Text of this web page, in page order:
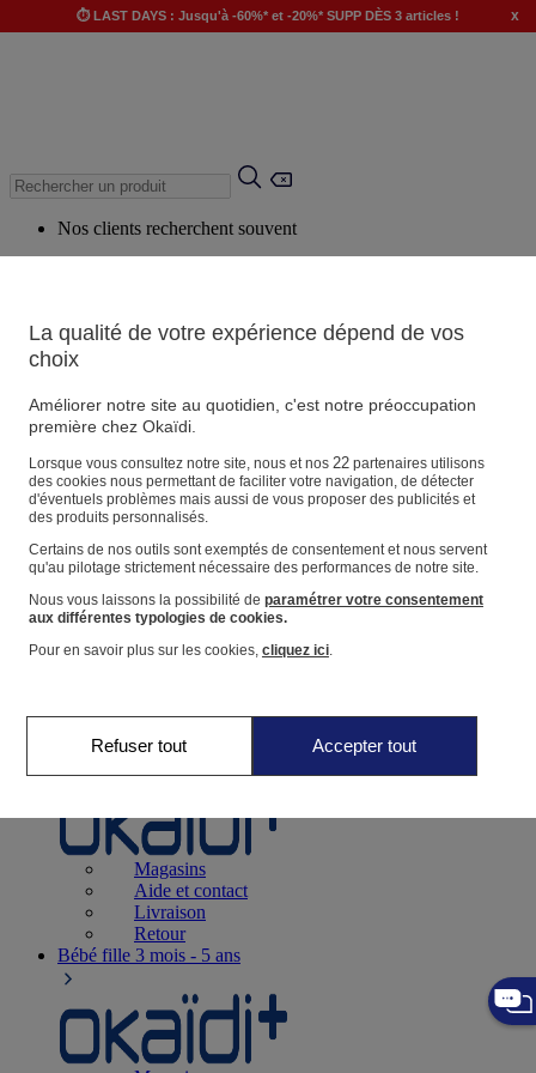
⏱️ LAST DAYS : Jusqu'à -60%* et -20%* SUPP DÈS 3 articles ! x
Nos clients recherchent souvent
Produits suggérés
Voir tous les produits
Magasin
Vos informations personnelles
Suivre une commande
Panier
Favoris
Naissance0-12 mois
Magasins
Aide et contact
Livraison
Retour
Bébé fille 3 mois - 5 ans
La qualité de votre expérience dépend de vos
choix
Améliorer notre site au quotidien, c'est notre préoccupation
première chez Okaïdi.
Lorsque vous consultez notre site, nous et nos 22partenaires utilisons
des cookies nous permettant de faciliter votre navigation, de détecter
d'éventuels problèmes mais aussi de vous proposer des publicités et
des produits personnalisés.
Certains de nos outils sont exemptés de consentement et nous servent
qu'au pilotage strictement nécessaire des performances de notre site.
Nous vous laissons la possibilité de paramétrer votre consentement
aux différentes typologies de cookies.
Pour en savoir plus sur les cookies, cliquez ici.
Refuser tout Accepter tout